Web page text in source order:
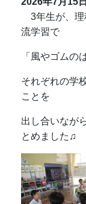
3年生が、理
流学習で
「風やゴムの
それぞれの学
ことを
出し合いなが
とめました♫